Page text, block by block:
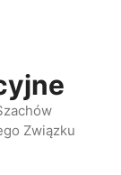
Związku